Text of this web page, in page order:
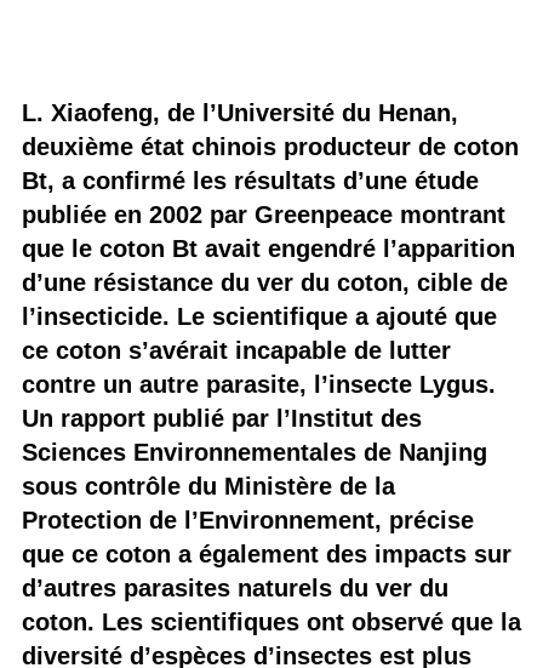
L. Xiaofeng, de l’Université du Henan,
deuxième état chinois producteur de coton
Bt, a confirmé les résultats d’une étude
publiée en 2002 par Greenpeace montrant
que le coton Bt avait engendré l’apparition
d’une résistance du ver du coton, cible de
l’insecticide. Le scientifique a ajouté que
ce coton s’avérait incapable de lutter
contre un autre parasite, l’insecte Lygus.
Un rapport publié par l’Institut des
Sciences Environnementales de Nanjing
sous contrôle du Ministère de la
Protection de l’Environnement, précise
que ce coton a également des impacts sur
d’autres parasites naturels du ver du
coton. Les scientifiques ont observé que la
diversité d’espèces d’insectes est plus